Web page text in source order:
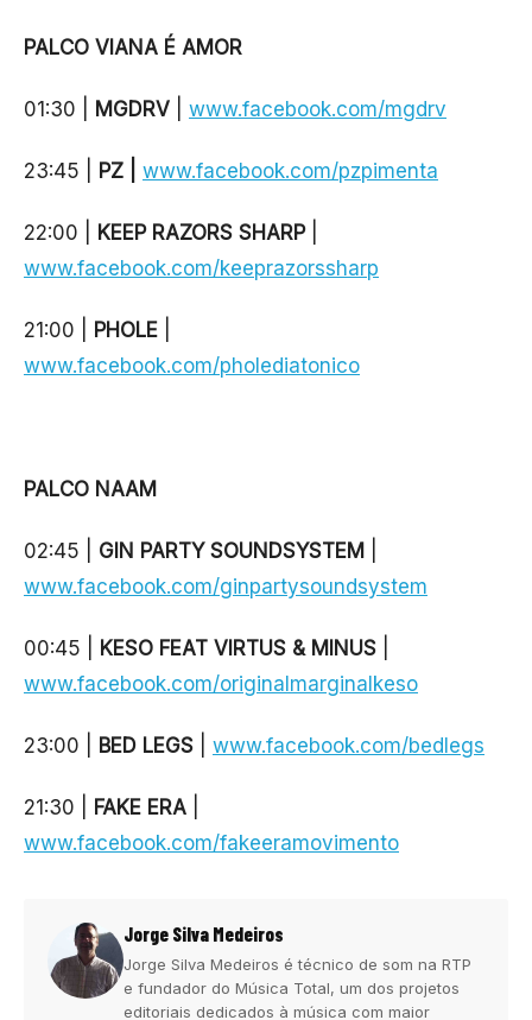
PALCO VIANA É AMOR
01:30 | MGDRV www.facebook.com/mgdrv
23:45 | PZ | www.facebook.com/pzpimenta
22:00 | KEEP RAZORS SHARP
www.facebook.com/keeprazorssharp
21:00 | PHOLE
www.facebook.com/pholediatonico
PALCO NAAM
02:45 | GIN PARTY SOUNDSYSTEM
www.facebook.com/ginpartysoundsystem
00:45 | KESO FEAT VIRTUS & MINUS
www.facebook.com/originalmarginalkeso
23:00 | BED LEGS www.facebook.com/bedlegs
21:30 | FAKE ERA
www.facebook.com/fakeeramovimento
Jorge Silva Medeiros
Jorge Silva Medeiros é técnico de som na RTP
e fundador do Música Total, um dos projetos
editoriais dedicados à música com maior